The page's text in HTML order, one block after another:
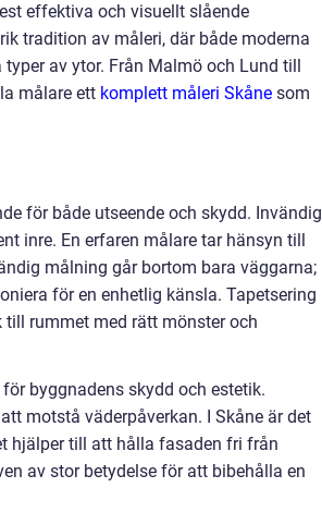
effektiva och visuellt slående
tradition av måleri, där både moderna
av ytor. Från Malmö och Lund till
målare ett komplett måleri Skåne som
för både utseende och skydd. Invändig
inre. En erfaren målare tar hänsyn till
målning går bortom bara väggarna;
för en enhetlig känsla. Tapetsering
rummet med rätt mönster och
byggnadens skydd och estetik.
motstå väderpåverkan. I Skåne är det
hjälper till att hålla fasaden fri från
av stor betydelse för att bibehålla en